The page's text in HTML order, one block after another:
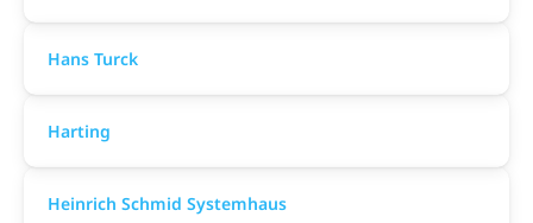
Hans Turck
Harting
Heinrich Schmid Systemhaus